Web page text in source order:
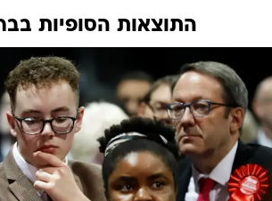
התוצאות הסופיות